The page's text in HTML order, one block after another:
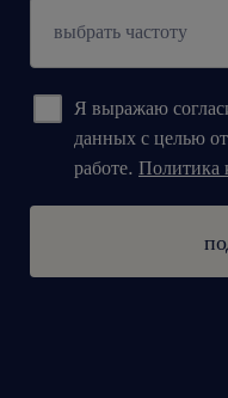
Я выражаю
данных с целью
работе. Политика